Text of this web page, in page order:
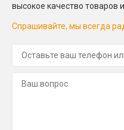
высокое качество товаров
Спрашивайте, мы всегда